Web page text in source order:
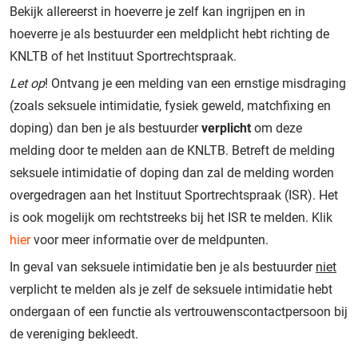
Bekijk allereerst in hoeverre je zelf kan ingrijpen en in
hoeverre je als bestuurder een meldplicht hebt richting de
KNLTB of het Instituut Sportrechtspraak.
Let op! Ontvang je een melding van een ernstige misdraging
(zoals seksuele intimidatie, fysiek geweld, matchfixing en
doping) dan ben je als bestuurderverplicht om deze
melding door te melden aan de KNLTB. Betreft de melding
seksuele intimidatie of doping dan zal de melding worden
overgedragen aan het Instituut Sportrechtspraak (ISR). Het
is ook mogelijk om rechtstreeks bij het ISR te melden. Klik
hiervoor meer informatie over de meldpunten.
In geval van seksuele intimidatie ben je als bestuurder niet
verplicht te melden als je zelf de seksuele intimidatie hebt
ondergaan of een functie als vertrouwenscontactpersoon bij
de vereniging bekleedt.